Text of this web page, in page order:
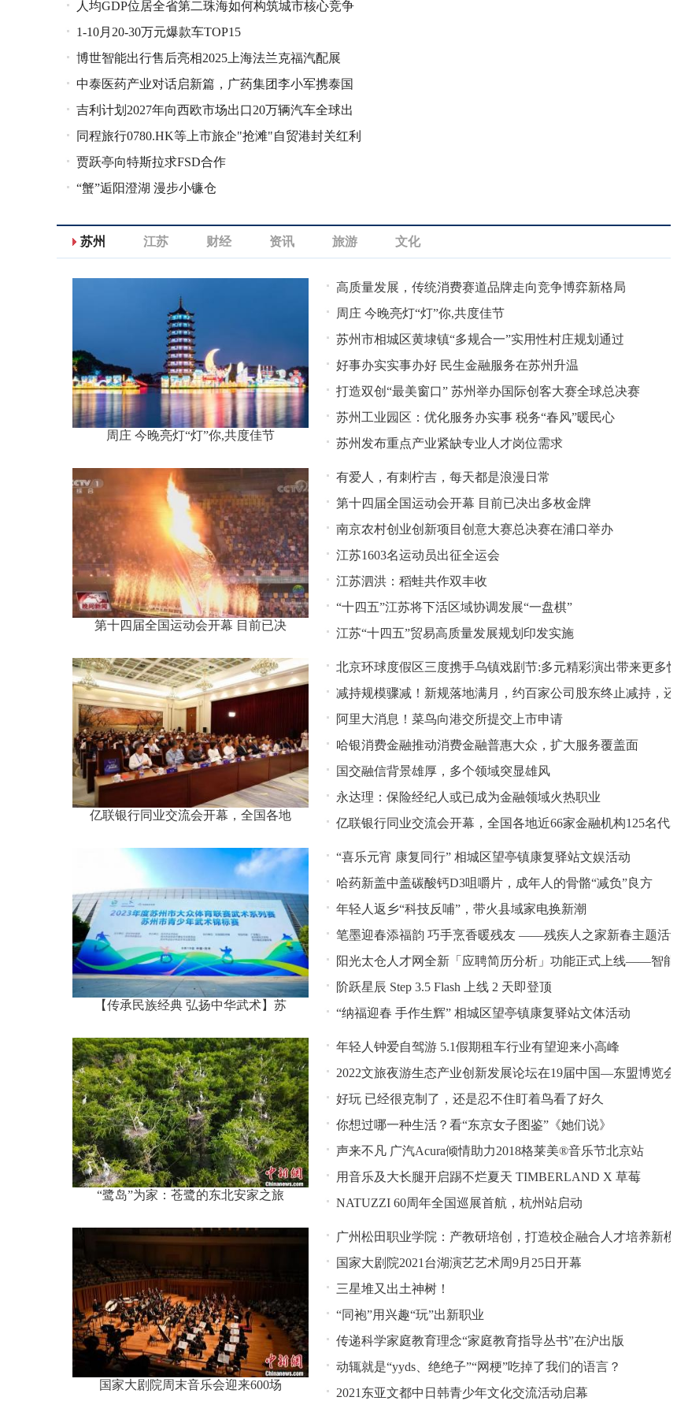
展
人均GDP位居全省第二珠海如何构筑城市核心竞争
力？
1-10月20-30万元爆款车TOP15
博世智能出行售后亮相2025上海法兰克福汽配展
中泰医药产业对话启新篇，广药集团李小军携泰国
总领事共探合作未来
吉利计划2027年向西欧市场出口20万辆汽车全球出
口百万辆
同程旅行0780.HK等上市旅企"抢滩"自贸港封关红利
贾跃亭向特斯拉求FSD合作
“蟹”逅阳澄湖 漫步小镰仓
苏州 江苏 财经 资讯 旅游 文化
周庄 今晚亮灯“灯”你,共度佳节
高质量发展，传统消费赛道品牌走向竞争博弈新格局
周庄 今晚亮灯“灯”你,共度佳节
苏州市相城区黄埭镇“多规合一”实用性村庄规划通过
好事办实实事办好 民生金融服务在苏州升温
打造双创“最美窗口” 苏州举办国际创客大赛全球总决赛
苏州工业园区：优化服务办实事 税务“春风”暖民心
苏州发布重点产业紧缺专业人才岗位需求
第十四届全国运动会开幕 目前已决
有爱人，有刺柠吉，每天都是浪漫日常
第十四届全国运动会开幕 目前已决出多枚金牌
南京农村创业创新项目创意大赛总决赛在浦口举办
江苏1603名运动员出征全运会
江苏泗洪：稻蛙共作双丰收
“十四五”江苏将下活区域协调发展“一盘棋”
江苏“十四五”贸易高质量发展规划印发实施
亿联银行同业交流会开幕，全国各地
北京环球度假区三度携手乌镇戏剧节:多元精彩演出带来更多惊
喜
减持规模骤减！新规落地满月，约百家公司股东终止减持，还
有更多
阿里大消息！菜鸟向港交所提交上市申请
哈银消费金融推动消费金融普惠大众，扩大服务覆盖面
国交融信背景雄厚，多个领域突显雄风
永达理：保险经纪人或已成为金融领域火热职业
亿联银行同业交流会开幕，全国各地近66家金融机构125名代表
【传承民族经典 弘扬中华武术】苏
“喜乐元宵 康复同行” 相城区望亭镇康复驿站文娱活动
哈药新盖中盖碳酸钙D3咀嚼片，成年人的骨骼“减负”良方
年轻人返乡“科技反哺”，带火县域家电换新潮
笔墨迎春添福韵 巧手烹香暖残友 ——残疾人之家新春主题活动
阳光太仓人才网全新「应聘简历分析」功能正式上线——智能
赋能招
阶跃星辰 Step 3.5 Flash 上线 2 天即登顶
“纳福迎春 手作生辉” 相城区望亭镇康复驿站文体活动
“鹭岛”为家：苍鹭的东北安家之旅
年轻人钟爱自驾游 5.1假期租车行业有望迎来小高峰
2022文旅夜游生态产业创新发展论坛在19届中国—东盟博览会
好玩 已经很克制了，还是忍不住盯着鸟看了好久
你想过哪一种生活？看“东京女子图鉴”《她们说》
声来不凡 广汽Acura倾情助力2018格莱美®音乐节北京站
用音乐及大长腿开启踢不烂夏天 TIMBERLAND X 草莓
NATUZZI 60周年全国巡展首航，杭州站启动
国家大剧院周末音乐会迎来600场
广州松田职业学院：产教研培创，打造校企融合人才培养新模
式
国家大剧院2021台湖演艺艺术周9月25日开幕
三星堆又出土神树！
“同袍”用兴趣“玩”出新职业
传递科学家庭教育理念“家庭教育指导丛书”在沪出版
动辄就是“yyds、绝绝子”“网梗”吃掉了我们的语言？
2021东亚文都中日韩青少年文化交流活动启幕